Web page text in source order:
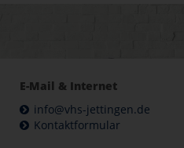
E-Mail & Internet
info@vhs-jettingen.de
Kontaktformular